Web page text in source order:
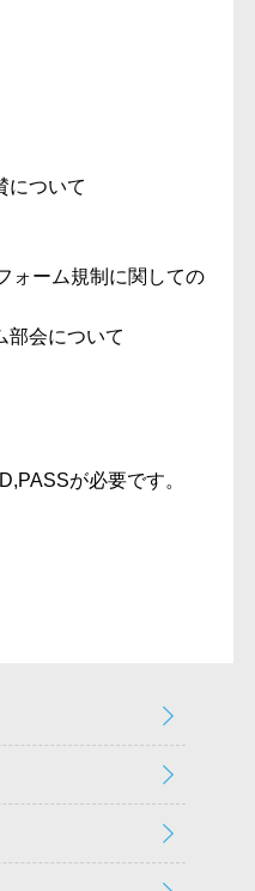
について
ォーム規制に関しての
部会について
が必要です。